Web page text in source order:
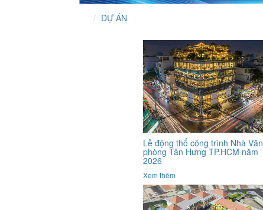
DỰ ÁN
Lễ động thổ công trình Nhà Văn
phòng Tân Hưng TP.HCM năm
2026
Xem thêm